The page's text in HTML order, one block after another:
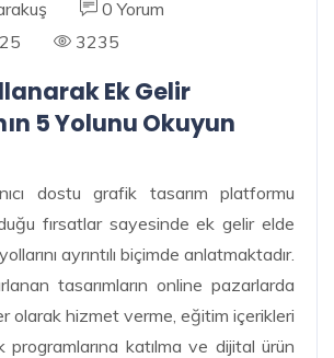
0 Yorum
3235
Ek Gelir
5 Yolunu Okuyun
dostu grafik tasarım platformu
fırsatlar sayesinde ek gelir elde
ayrıntılı biçimde anlatmaktadır.
tasarımların online pazarlarda
olarak hizmet verme, eğitim içerikleri
programlarına katılma ve dijital ürün